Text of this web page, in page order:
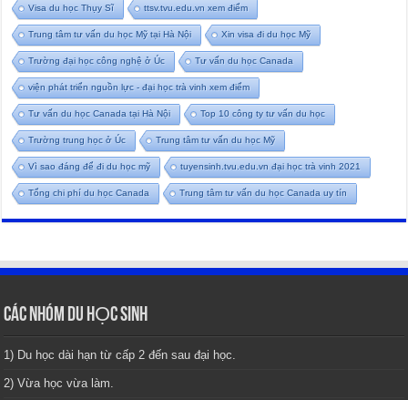
Visa du học Thụy Sĩ ttsv.tvu.edu.vn xem điểm
Trung tâm tư vấn du học Mỹ tại Hà Nội Xin visa đi du học Mỹ
Trường đại học công nghệ ở Úc Tư vấn du học Canada
viện phát triển nguồn lực - đại học trà vinh xem điểm
Tư vấn du học Canada tại Hà Nội Top 10 công ty tư vấn du học
Trường trung học ở Úc Trung tâm tư vấn du học Mỹ
Vì sao đáng để đi du học mỹ tuyensinh.tvu.edu.vn đại học trà vinh 2021
Tổng chi phí du học Canada Trung tâm tư vấn du học Canada uy tín
CÁC NHÓM DU HỌC SINH
1) Du học dài hạn từ cấp 2 đến sau đại học.
2) Vừa học vừa làm.